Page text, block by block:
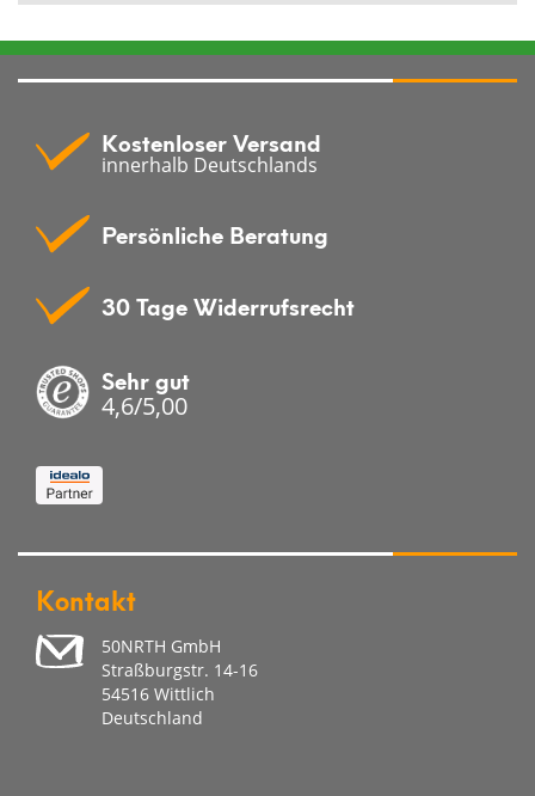
Kostenloser Versand
innerhalb Deutschlands
Persönliche Beratung
30 Tage Widerrufsrecht
Sehr gut
4,6/5,00
Kontakt
50NRTH GmbH
Straßburgstr. 14-16
54516 Wittlich
Deutschland